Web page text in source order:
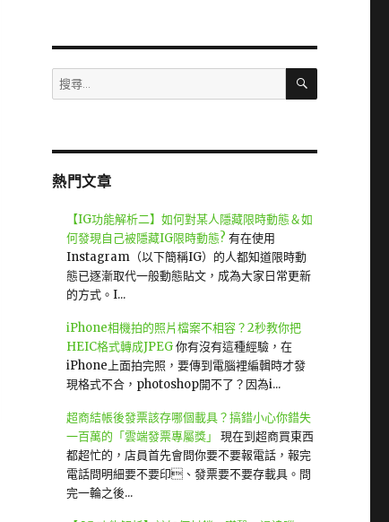
搜
尋
字:
搜
熱門文章
【IG功能解析二】如何對某人隱藏限時動態＆如
何發現自己被隱藏IG限時動態? 有在使用
Instagram（以下簡稱IG）的人都知道限時動
態已逐漸取代一般動態貼文，成為大家日常更新
的方式。I...
iPhone相機拍的照片檔案不相容？2秒教你把
HEIC格式轉成JPEG你有沒有這種經驗，在
iPhone上面拍完照，要傳到電腦裡編輯時才發
現格式不合，photoshop開不了？因為i...
超商結帳後發票該存哪個載具？搞錯小心你錯失
一百萬的「雲端發票專屬獎」
現在到超商買東西
都超忙的，店員首先會問你要不要報電話，報完
電話問明細要不要印、發票要不要存載具。問
完一輪之後...